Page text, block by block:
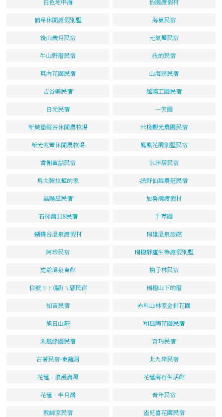
倆呆休閒渡假別墅 海巢民宿
後山歲月民宿 元氣屋民宿
牛山野厝民宿 我的民宿
莫內花園民宿 山海戀民宿
吉谷樂民宿 越牆工園民宿
日光民宿 一笑園
新城堡縱谷休閒農牧場 米棧觀光農園民宿
新光兆豐休閒農牧場 鳳凰花園別墅民宿
香榭童話民宿 水泮居民宿
馬太鞍拉藍的家 綠野仙蹤農莊民宿
晶暘屋民宿 加魯灣渡假村
石梯灣118民宿 千草園
蝴蝶谷溫泉渡假村 瑞雄溫泉旅館
阿珍民宿 瑞穗靜廬生態渡假別墅
虎爺溫泉會館 柚子林民宿
信號ㄎㄚ(腳)ㄟ厝民宿 瑞穗山下的厝
知音民宿 赤科山林家金針花園
旭日山莊 和風陶花園民宿
禾風綠園民宿 奇巧民宿
古著民宿-東籬居 北九岸民宿
花蓮‧浪漫滿屋 花蓮海石生活館
花蓮‧半月灣 青年民宿
教師家民宿 雀兒喜花園民宿